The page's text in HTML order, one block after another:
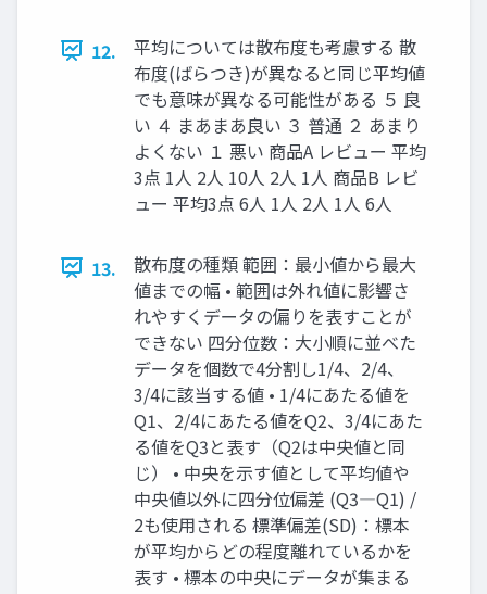
12.
平均については散布度も考慮する 散
布度(ばらつき)が異なると同じ平均値
でも意味が異なる可能性がある ５ 良
い ４ まあまあ良い ３ 普通 ２ あまり
よくない １ 悪い 商品A レビュー 平均
3点 1人 2人 10人 2人 1人 商品B レビ
ュー 平均3点 6人 1人 2人 1人 6人
13.
散布度の種類 範囲：最小値から最大
値までの幅 • 範囲は外れ値に影響さ
れやすくデータの偏りを表すことが
できない 四分位数：大小順に並べた
データを個数で4分割し1/4、2/4、
3/4に該当する値 • 1/4にあたる値を
Q1、2/4にあたる値をQ2、3/4にあた
る値をQ3と表す（Q2は中央値と同
じ） • 中央を示す値として平均値や
中央値以外に四分位偏差 (Q3―Q1) /
2も使用される 標準偏差(SD)：標本
が平均からどの程度離れているかを
表す • 標本の中央にデータが集まる